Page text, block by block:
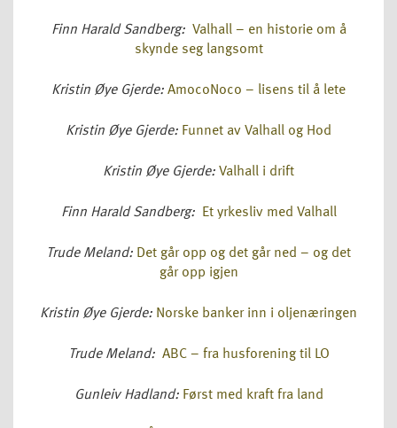
Finn Harald Sandberg: Valhall – en historie om å
skynde seg langsomt
Kristin Øye Gjerde: AmocoNoco – lisens til å lete
Kristin Øye Gjerde: Funnet av Valhall og Hod
Kristin Øye Gjerde: Valhall i drift
Finn Harald Sandberg: Et yrkesliv med Valhall
Trude Meland: Det går opp og det går ned – og det
går opp igjen
Kristin Øye Gjerde: Norske banker inn i oljenæringen
Trude Meland: ABC – fra husforening til LO
Gunleiv Hadland: Først med kraft fra land